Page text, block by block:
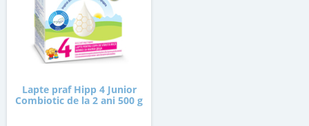
Lapte praf Hipp 4 Junior
Combiotic de la 2 ani 500 g